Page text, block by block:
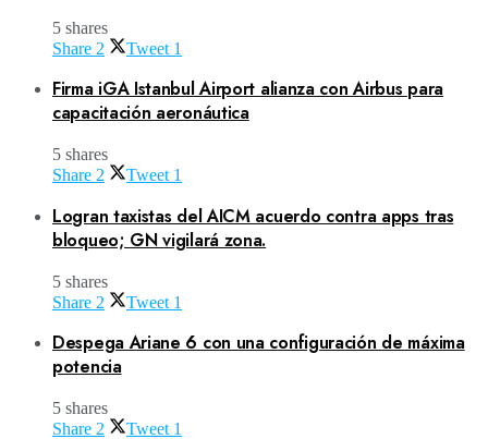
5 shares
Share 2 Tweet 1
Firma iGA Istanbul Airport alianza con Airbus para
capacitación aeronáutica
5 shares
Share 2 Tweet 1
Logran taxistas del AICM acuerdo contra apps tras
bloqueo; GN vigilará zona.
5 shares
Share 2 Tweet 1
Despega Ariane 6 con una configuración de máxima
potencia
5 shares
Share 2 Tweet 1